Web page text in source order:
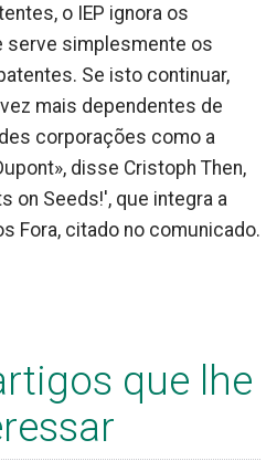
o IEP ignora os
serve simplesmente os
Se isto continuar,
mais dependentes de
corporações como a
disse Cristoph Then,
on Seeds!', que integra a
Fora, citado no comunicado.
que lhe